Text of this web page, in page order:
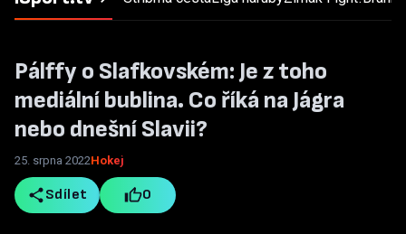
Pálffy o Slafkovském: Je z toho
mediální bublina. Co říká na Jágra
nebo dnešní Slavii?
25. srpna 2022Hokej
Sdílet 0